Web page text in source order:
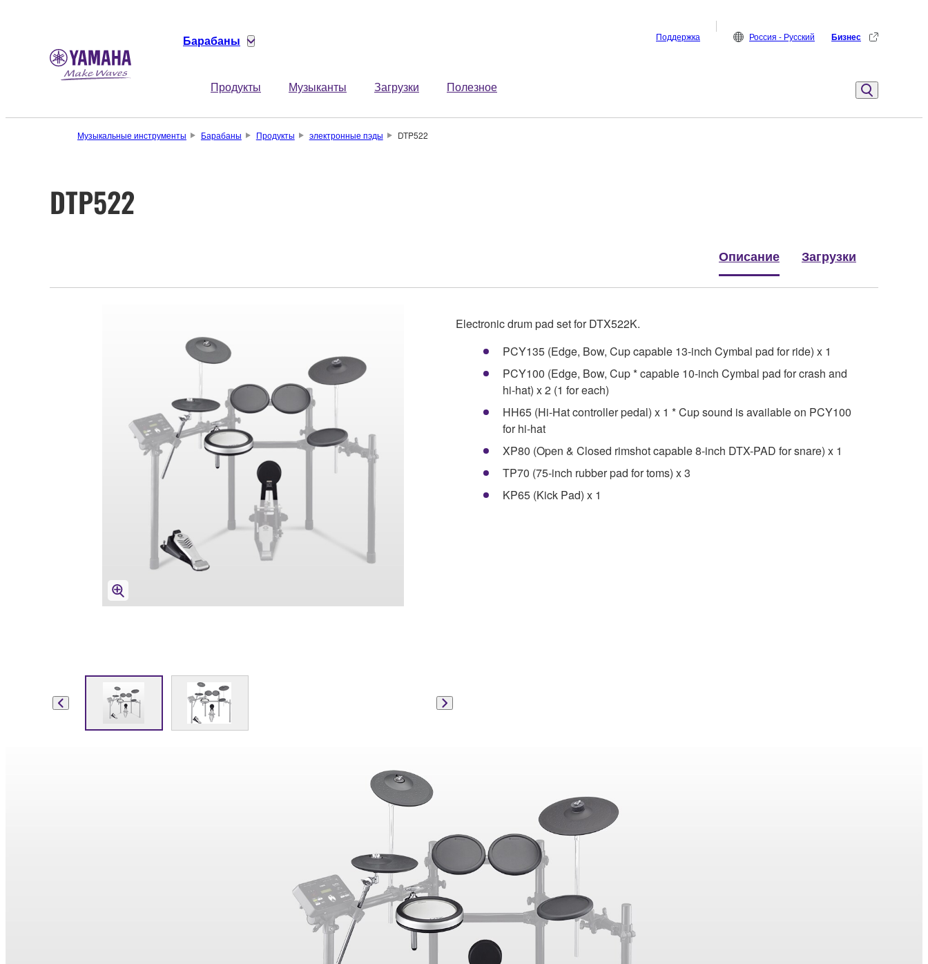
Барабаны
Продукты Музыканты Загрузки Полезное
Поддержка Россия - Русский Бизнес
Музыкальные инструменты Барабаны Продукты электронные пэды DTP522
DTP522
Описание Загрузки
Electronic drum pad set for DTX522K.
PCY135 (Edge, Bow, Cup capable 13-inch Cymbal pad for ride) x 1
PCY100 (Edge, Bow, Cup * capable 10-inch Cymbal pad for crash and
hi-hat) x 2 (1 for each)
HH65 (Hi-Hat controller pedal) x 1 * Cup sound is available on PCY100
for hi-hat
XP80 (Open & Closed rimshot capable 8-inch DTX-PAD for snare) x 1
TP70 (75-inch rubber pad for toms) x 3
KP65 (Kick Pad) x 1